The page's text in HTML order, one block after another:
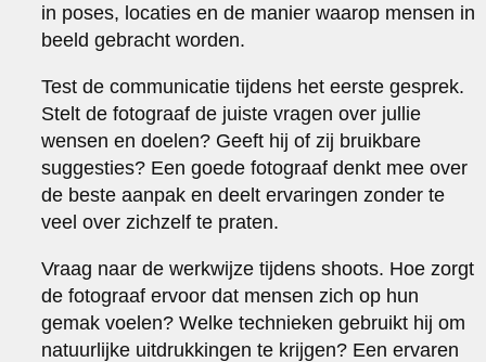
in poses, locaties en de manier waarop mensen in
beeld gebracht worden.
Test de communicatie tijdens het eerste gesprek.
Stelt de fotograaf de juiste vragen over jullie
wensen en doelen? Geeft hij of zij bruikbare
suggesties? Een goede fotograaf denkt mee over
de beste aanpak en deelt ervaringen zonder te
veel over zichzelf te praten.
Vraag naar de werkwijze tijdens shoots. Hoe zorgt
de fotograaf ervoor dat mensen zich op hun
gemak voelen? Welke technieken gebruikt hij om
natuurlijke uitdrukkingen te krijgen? Een ervaren